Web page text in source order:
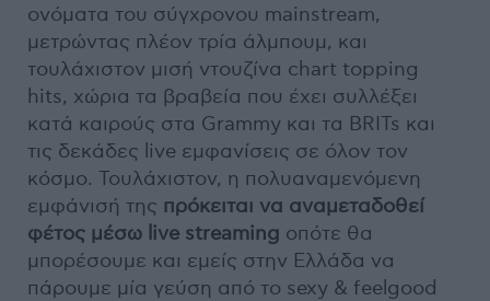
ονόματα του σύγχρονου mainstream,
μετρώντας πλέον τρία άλμπουμ, και
τουλάχιστον μισή ντουζίνα chart topping
hits, χώρια τα βραβεία που έχει συλλέξει
κατά καιρούς στα Grammy και τα BRITs και
τις δεκάδες live εμφανίσεις σε όλον τον
κόσμο. Τουλάχιστον, η πολυαναμενόμενη
εμφάνισή της πρόκειται να αναμεταδοθεί
φέτος μέσω live streaming οπότε θα
μπορέσουμε και εμείς στην Ελλάδα να
πάρουμε μία γεύση από το sexy & feelgood